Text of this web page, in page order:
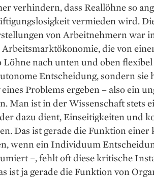
verhindern, dass Reallöhne so
vermieden wird.
von Arbeitnehmern war
Arbeitsmarktökonomie, die von
Löhne nach unten und oben
Entscheidung, sondern sie
Problems ergeben – also ein
Man ist in der Wissenschaft stets
dazu dient, Einseitigkeiten und
Das ist gerade die Funktion
wenn ein Individuum
–, fehlt oft diese kritische
ist ja gerade die Funktion von